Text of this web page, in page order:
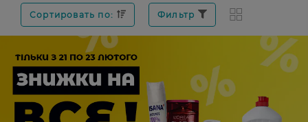
Сортировать по: Фильтр